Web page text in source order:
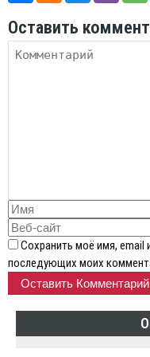
Оставить
Сохранить моё имя, email
последующих моих